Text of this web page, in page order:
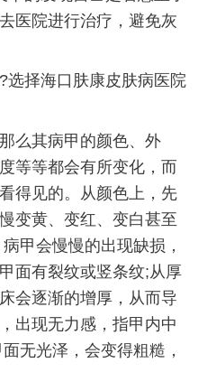
医院进行治疗，避免灰
择海口肤康皮肤病医院
其病甲的颜色、外
等等都会有所变化，而
得见的。从颜色上，先
变黄、变红、变白甚至
甲会慢慢的出现缺损，
面有裂纹或竖条纹;从厚
会逐渐的增厚，从而导
出现无力感，指甲内中
无光泽，会变得粗糙，